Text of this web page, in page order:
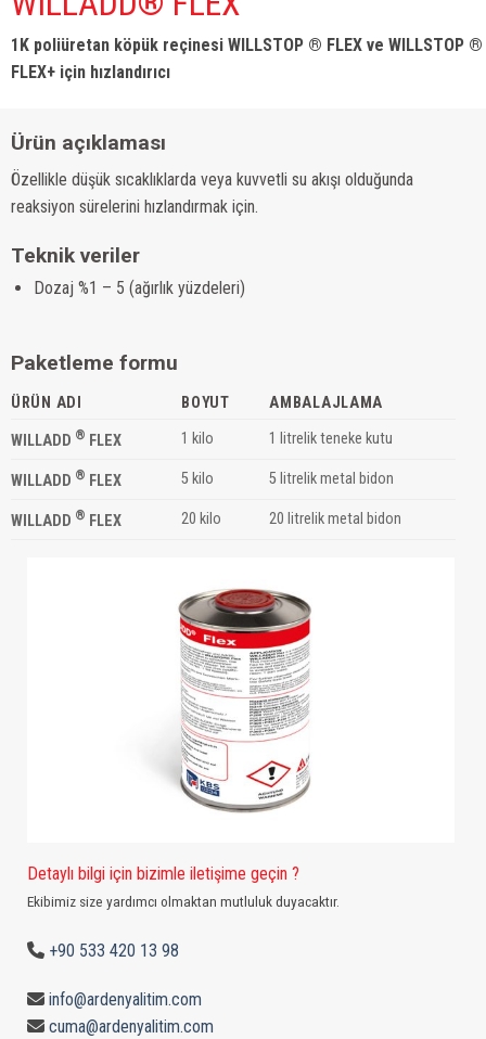
1K poliüretan köpük reçinesi WILLSTOP ® FLEX ve WILLSTOP ®
FLEX+ için hızlandırıcı
Ürün açıklaması
Özellikle düşük sıcaklıklarda veya kuvvetli su akışı olduğunda
reaksiyon sürelerini hızlandırmak için.
Teknik veriler
Dozaj %1 – 5 (ağırlık yüzdeleri)
Paketleme formu
ÜRÜN ADI BOYUT AMBALAJLAMA
WILLADD ® FLEX 1 kilo 1 litrelik teneke kutu
WILLADD ® FLEX 5 kilo 5 litrelik metal bidon
WILLADD ® FLEX 20 kilo 20 litrelik metal bidon
Detaylı bilgi için bizimle iletişime geçin ?
Ekibimiz size yardımcı olmaktan mutluluk duyacaktır.
+90 533 420 13 98
info@ardenyalitim.com
cuma@ardenyalitim.com